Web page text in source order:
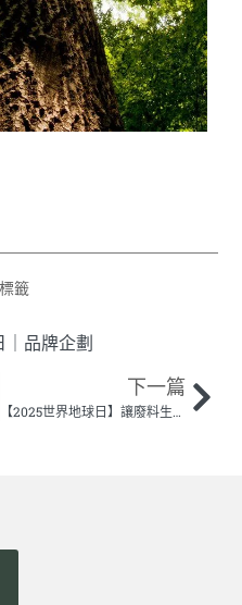
籤
品牌企劃
下一篇
【2025世界地球日】讓廢料生命以藝術延續 —— 專訪彰化美學工作室：「產房」的廢料棲息地